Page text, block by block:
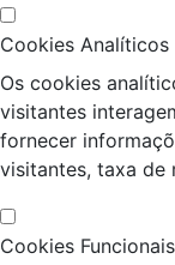
Cookies Analíticos
Os cookies
visitantes
fornecer
visitantes, taxa de
Cookies Funcionais